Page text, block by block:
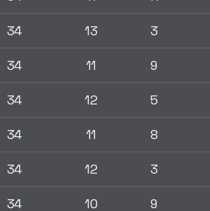
34 13 3
34 11 9
34 12 5
34 11 8
34 12 3
34 10 9